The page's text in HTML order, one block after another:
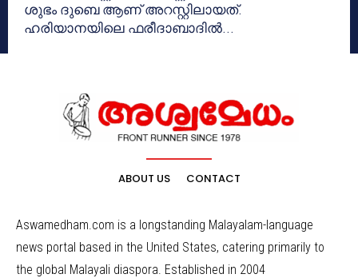
ശുഭം ദുബെ ആണ് അറസ്റ്റിലായത്.
ഹരിയാനയിലെ ഫരീദാബാദിൽ...
ABOUT US CONTACT
Aswamedham.com is a longstanding Malayalam-language
news portal based in the United States, catering primarily to
the global Malayali diaspora. Established in 2004